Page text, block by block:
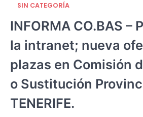
SIN CATEGORÍA
INFORMA CO.BAS –
la intranet; nueva
plazas en Comisión
o Sustitución
TENERIFE.